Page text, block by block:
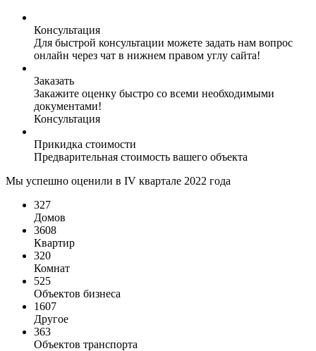
Консультация
Для быстрой консультации можете задать нам вопрос
онлайн через чат в нижнем правом углу сайта!
Заказать
Закажите оценку быстро со всеми необходимыми
документами!
Консультация
Прикидка стоимости
Предварительная стоимость вашего объекта
Мы успешно оценили в IV квартале 2022 года
327
Домов
3608
Квартир
320
Комнат
525
Объектов бизнеса
1607
Другое
363
Объектов транспорта